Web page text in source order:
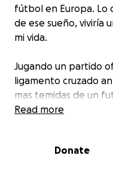
fútbol en Europa. Lo
de ese sueño, viviría
mi vida.
Jugando un partido
ligamento cruzado
mas temidas de un
pasado 5 meses de
apoyo médico, sin
Read more
Donate